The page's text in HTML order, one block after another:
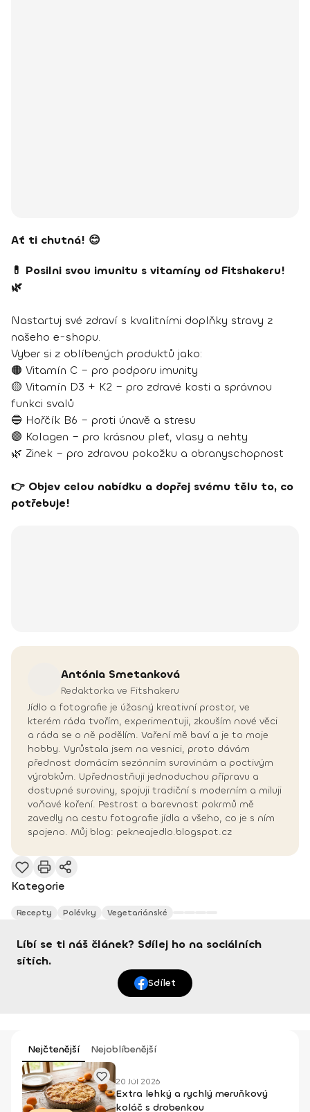
Ať ti chutná! 😊
💊 Posilni svou imunitu s vitamíny od Fitshakeru!
🌿
Nastartuj své zdraví s kvalitními doplňky stravy z
našeho e-shopu.
Vyber si z oblíbených produktů jako:
🟠 Vitamín C – pro podporu imunity
🟡 Vitamín D3 + K2 – pro zdravé kosti a správnou
funkci svalů
🔵 Hořčík B6 – proti únavě a stresu
🟣 Kolagen – pro krásnou pleť, vlasy a nehty
🌿 Zinek – pro zdravou pokožku a obranyschopnost
👉 Objev celou nabídku a dopřej svému tělu to, co
potřebuje!
Antónia Smetanková
Redaktorka ve Fitshakeru
Jídlo a fotografie je úžasný kreativní prostor, ve
kterém ráda tvořím, experimentuji, zkouším nové věci
a ráda se o ně podělím. Vaření mě baví a je to moje
hobby. Vyrůstala jsem na vesnici, proto dávám
přednost domácím sezónním surovinám a poctivým
výrobkům. Upřednostňuji jednoduchou přípravu a
dostupné suroviny, spojuji tradiční s moderním a miluji
voňavé koření. Pestrost a barevnost pokrmů mě
zavedly na cestu fotografie jídla a všeho, co je s ním
spojeno. Můj blog: pekneajedlo.blogspot.cz
Kategorie
Recepty Polévky Vegetariánské
Líbí se ti náš článek? Sdílej ho na sociálních
sítích.
Sdílet
Nejčtenější Nejoblíbenější
20 Júl 2026
Extra lehký a rychlý meruňkový
koláč s drobenkou